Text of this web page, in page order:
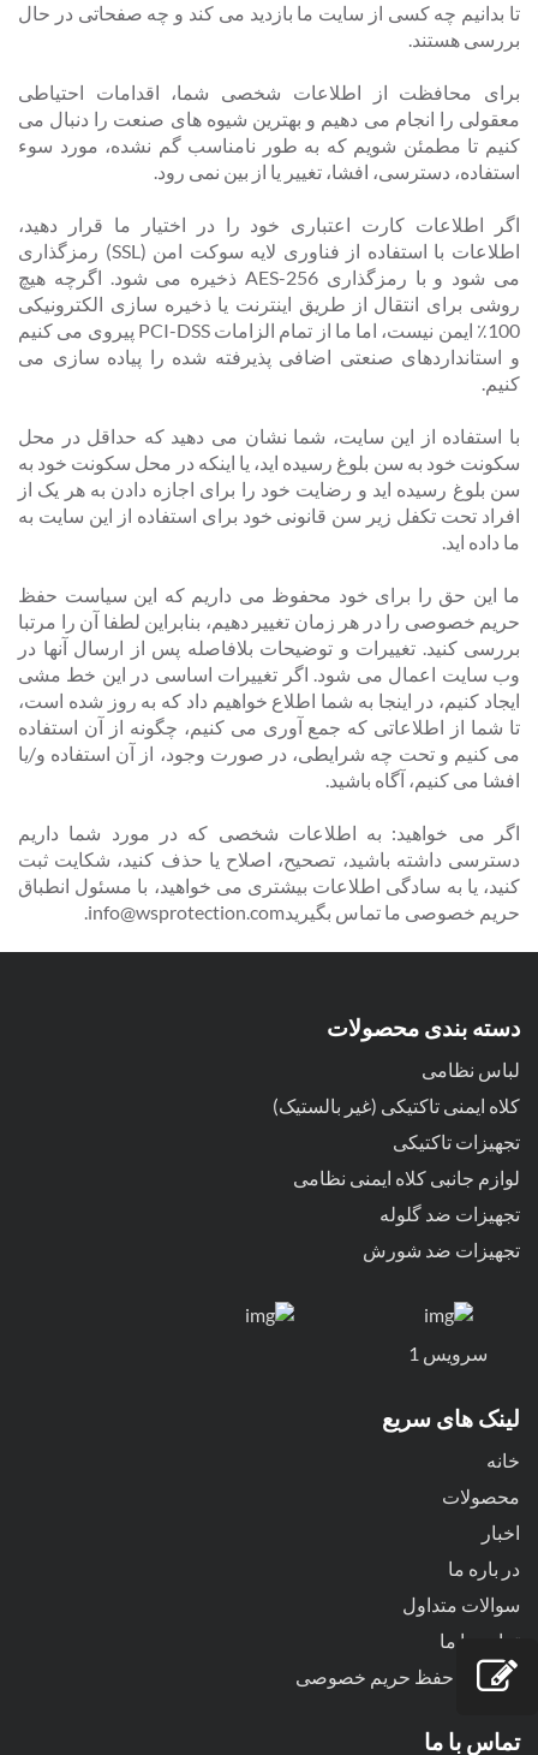
تا بدانیم چه کسی از سایت ما بازدید می کند و چه صفحاتی در حال
بررسی هستند.
برای محافظت از اطلاعات شخصی شما، اقدامات احتیاطی
معقولی را انجام می دهیم و بهترین شیوه های صنعت را دنبال می
کنیم تا مطمئن شویم که به طور نامناسب گم نشده، مورد سوء
استفاده، دسترسی، افشا، تغییر یا از بین نمی رود.
اگر اطلاعات کارت اعتباری خود را در اختیار ما قرار دهید،
اطلاعات با استفاده از فناوری لایه سوکت امن (SSL) رمزگذاری
می شود و با رمزگذاری AES-256 ذخیره می شود. اگرچه هیچ
روشی برای انتقال از طریق اینترنت یا ذخیره سازی الکترونیکی
100٪ ایمن نیست، اما ما از تمام الزامات PCI-DSS پیروی می کنیم
و استانداردهای صنعتی اضافی پذیرفته شده را پیاده سازی می
کنیم.
با استفاده از این سایت، شما نشان می دهید که حداقل در محل
سکونت خود به سن بلوغ رسیده اید، یا اینکه در محل سکونت خود به
سن بلوغ رسیده اید و رضایت خود را برای اجازه دادن به هر یک از
افراد تحت تکفل زیر سن قانونی خود برای استفاده از این سایت به
ما داده اید.
ما این حق را برای خود محفوظ می داریم که این سیاست حفظ
حریم خصوصی را در هر زمان تغییر دهیم، بنابراین لطفا آن را مرتبا
بررسی کنید. تغییرات و توضیحات بلافاصله پس از ارسال آنها در
وب سایت اعمال می شود. اگر تغییرات اساسی در این خط مشی
ایجاد کنیم، در اینجا به شما اطلاع خواهیم داد که به روز شده است،
تا شما از اطلاعاتی که جمع آوری می کنیم، چگونه از آن استفاده
می کنیم و تحت چه شرایطی، در صورت وجود، از آن استفاده و/یا
افشا می کنیم، آگاه باشید.
اگر می خواهید: به اطلاعات شخصی که در مورد شما داریم
دسترسی داشته باشید، تصحیح، اصلاح یا حذف کنید، شکایت ثبت
کنید، یا به سادگی اطلاعات بیشتری می خواهید، با مسئول انطباق
حریم خصوصی ما تماس بگیریدinfo@wsprotection.com
.
دسته بندی محصولات
لباس نظامی
کلاه ایمنی تاکتیکی (غیر بالستیک)
تجهیزات تاکتیکی
لوازم جانبی کلاه ایمنی نظامی
تجهیزات ضد گلوله
تجهیزات ضد شورش
سرویس 1
لینک های سریع
خانه
محصولات
اخبار
در باره ما
سوالات متداول
تماس با ما
سیاست حفظ حریم خصوصی
تماس با ما